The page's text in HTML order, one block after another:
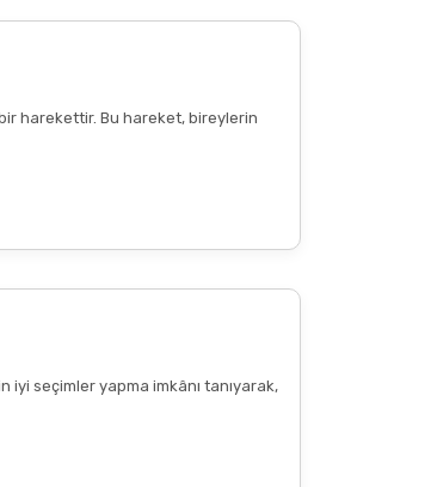
harekettir. Bu hareket, bireylerin
iyi seçimler yapma imkânı tanıyarak,